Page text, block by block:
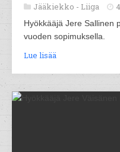
Jääkiekko - Liiga
Hyökkääjä Jere Sallinen
vuoden sopimuksella.
Lue lisää